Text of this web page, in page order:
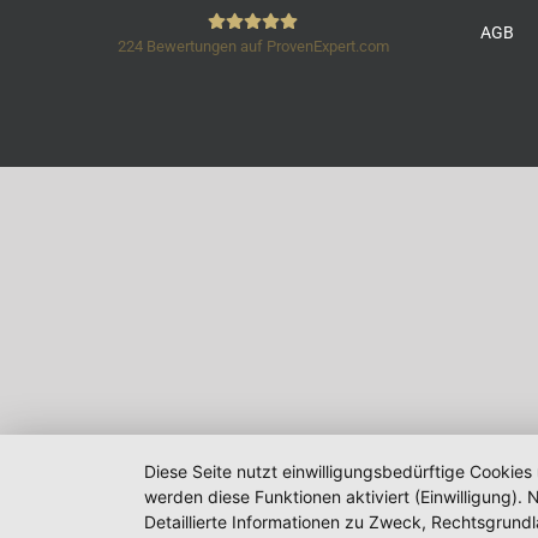
224Bewertungen auf ProvenExpert.com
AGB
Diese Seite nutzt einwilligungsbedürftige
werden diese Funktionen aktiviert (Einwilligung).
Detaillierte Informationen zu Zweck,